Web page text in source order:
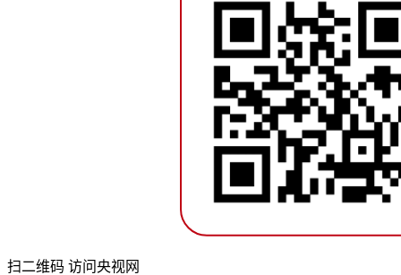
扫二维码 访问央视网